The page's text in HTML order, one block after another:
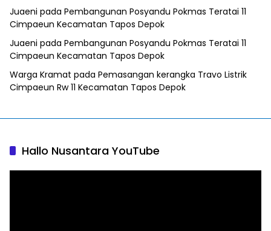
Juaeni pada Pembangunan Posyandu Pokmas Teratai 11
Cimpaeun Kecamatan Tapos Depok
Juaeni pada Pembangunan Posyandu Pokmas Teratai 11
Cimpaeun Kecamatan Tapos Depok
Warga Kramat pada Pemasangan kerangka Travo Listrik
Cimpaeun Rw 11 Kecamatan Tapos Depok
Hallo Nusantara YouTube